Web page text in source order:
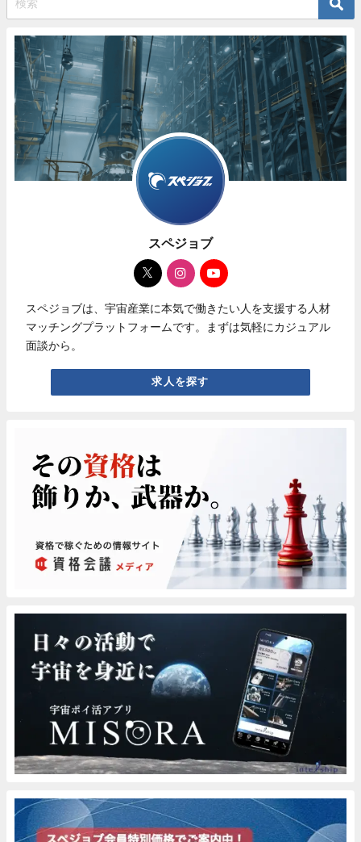
スペジョブ
スペジョブは、宇宙産業に本気で働きたい人を支援する人材
マッチングプラットフォームです。まずは気軽にカジュアル
面談から。
求人を探す